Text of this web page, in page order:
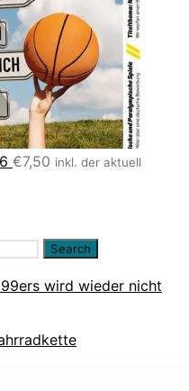
€7,50 inkl. der aktuell
wird wieder nicht